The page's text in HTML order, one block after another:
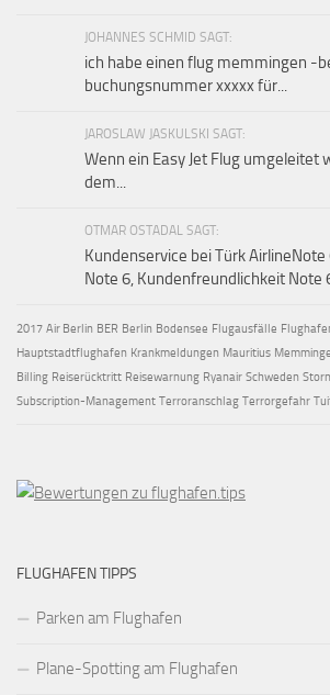
JOHANNES SCHMID SAGT:
ich habe einen flug memmingen -
buchungsnummer xxxxx für...
JAROSLAW JASKULSKI SAGT:
Wenn ein Easy Jet Flug umgeleitet
dem...
OTMAR OSTADAL SAGT:
Kundenservice bei Türk
Note 6, Kundenfreundlichkeit Note
2017 Air Berlin BER Berlin Bodensee Flugausfälle
Hauptstadtflughafen Krankmeldungen Mauritius
Billing Reiserücktritt Reisewarnung Ryanair Schweden
Subscription-Management Terroranschlag Terrorgefahr
FLUGHAFEN TIPPS
Parken am Flughafen
Plane-Spotting am Flughafen